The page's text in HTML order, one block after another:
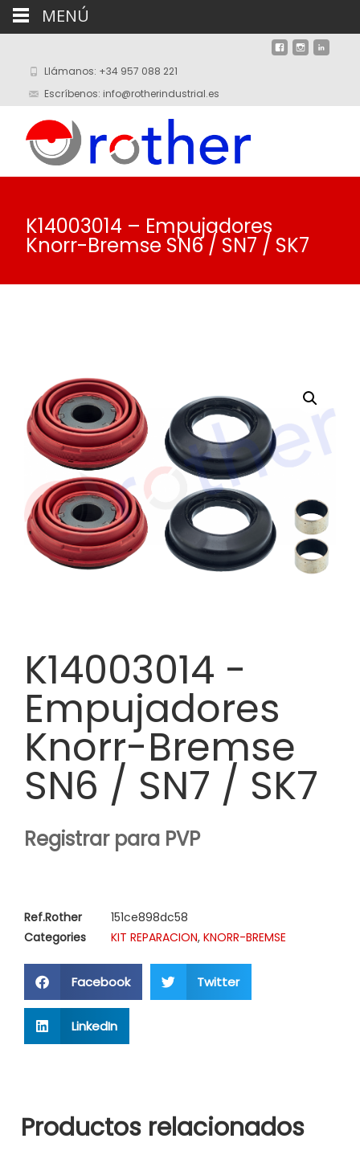
Llámanos: +34 957 088 221
Escríbenos: info@rotherindustrial.es
K14003014 – Empujadores
Knorr-Bremse SN6 / SN7 / SK7
K14003014 -
Empujadores
Knorr-Bremse
SN6 / SN7 / SK7
Registrar para PVP
Ref.Rother
151ce898dc58
Categories
KIT REPARACION, KNORR-BREMSE
Facebook Twitter
LinkedIn
Productos relacionados
MENÚ